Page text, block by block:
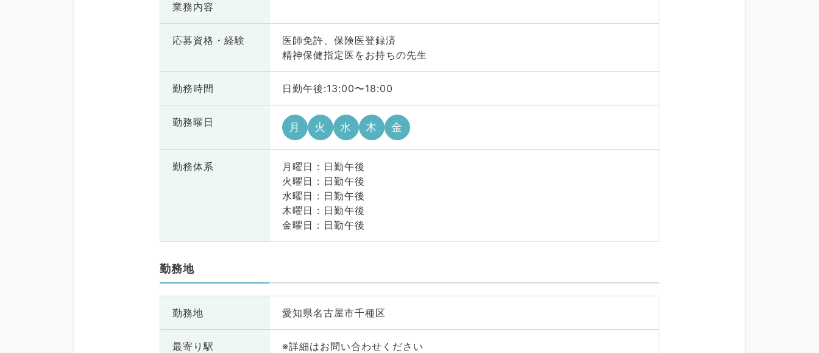
業務内容
応募資格・ 経験
医師免許、保険医登録済
精神保健指定医をお持ちの先生
勤務時間 日勤午後:13:00〜18:00
勤務曜日 月 火 水 木 金
勤務体系
月曜日 : 日勤午後
火曜日 : 日勤午後
水曜日 : 日勤午後
木曜日 : 日勤午後
金曜日 : 日勤午後
勤務地
勤務地 愛知県名古屋市千種区
最寄り駅 ※詳細はお問い合わせください